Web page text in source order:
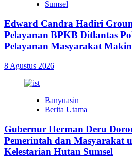
Sumsel
Edward Candra Hadiri
Pelayanan BPKB Ditlantas
Pelayanan Masyarakat
8 Agustus 2026
Banyuasin
Berita Utama
Gubernur Herman Deru
Pemerintah dan Masyarakat
Kelestarian Hutan Sumsel